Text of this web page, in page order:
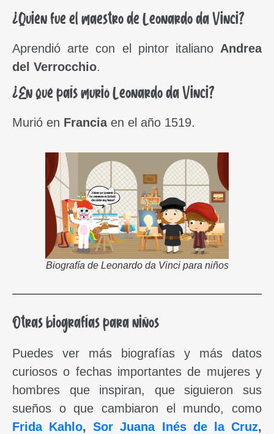
¿Quién fue el maestro de Leonardo da Vinci?
Aprendió arte con el pintor italiano Andrea
del Verrocchio.
¿En qué país murió Leonardo da Vinci?
Murió en Franciaen el año 1519.
Biografía de Leonardo da Vinci para niños
Otras biografías para niños
Puedes ver más biografías y más datos
curiosos o fechas importantes de mujeres y
hombres que inspiran, que siguieron sus
sueños o que cambiaron el mundo, como
Frida Kahlo,Sor Juana Inés de la Cruz,